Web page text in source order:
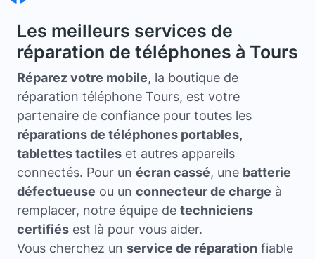
Les meilleurs services de
réparation de téléphones à Tours
Réparez votre mobile, la boutique de
réparation téléphone Tours, est votre
partenaire de confiance pour toutes les
réparations de téléphones portables,
tablettes tactiles et autres appareils
connectés. Pour un écran cassé, une batterie
défectueuse ou un connecteur de charge à
remplacer, notre équipe de techniciens
certifiés est là pour vous aider.
Vous cherchez un service de réparation fiable